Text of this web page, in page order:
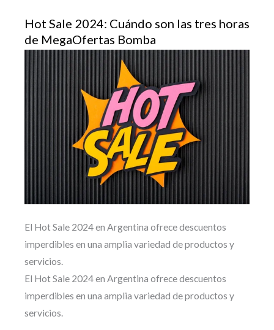
Hot Sale 2024: Cuándo son las tres horas
de MegaOfertas Bomba
El Hot Sale 2024 en Argentina ofrece descuentos
imperdibles en una amplia variedad de productos y
servicios.
El Hot Sale 2024 en Argentina ofrece descuentos
imperdibles en una amplia variedad de productos y
servicios.